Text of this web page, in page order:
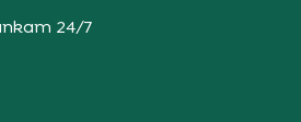
24/7